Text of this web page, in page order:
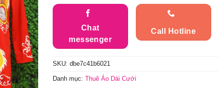
Chat
messenger
Call Hotline
SKU: dbe7c41b6021
Danh mục: Thuê Áo Dài Cưới